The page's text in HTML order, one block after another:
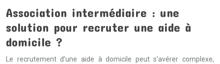
Association intermédiaire : une
solution pour recruter une aide à
domicile ?
Le recrutement d’une aide à domicile peut s’avérer complexe,